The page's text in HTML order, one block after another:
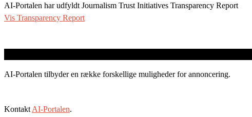
AI-Portalen har udfyldt Journalism Trust Initiatives Transparency Report
Vis Transparency Report
AI-Portalen tilbyder en række forskellige muligheder for annoncering.
Kontakt AI-Portalen.